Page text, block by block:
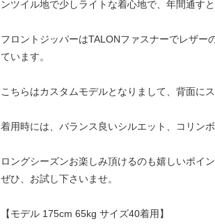
ンツイル地で少しライトな着心地で、年間通す
フロントジッパーはTALONファスナーでレザ
ています。
こちらはカスタムモデルとなりまして、背面に
着用時には、バランス良いシルエット、コリン
ロングシーズンお楽しみ頂けるのも嬉しいポイン
ぜひ、お試し下さいませ。
【モデル 175cm 65kg サイズ40着用】